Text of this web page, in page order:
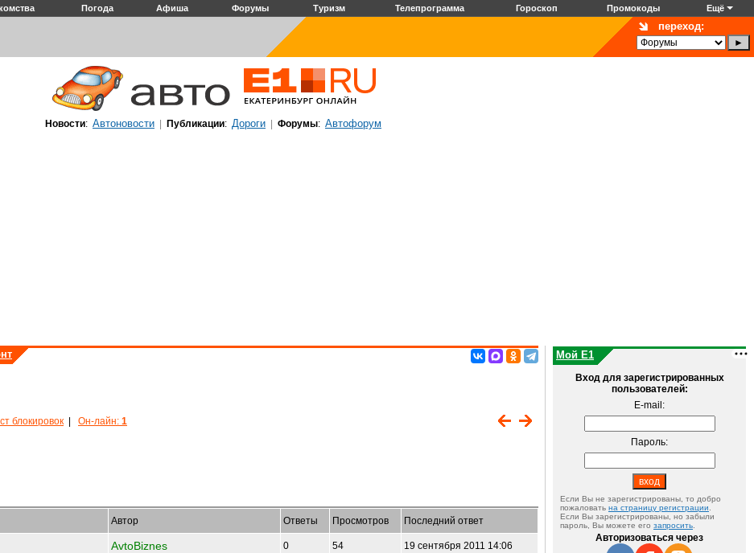
Погода Афиша Форумы Туризм Телепрограмма Гороскоп Промокоды Ещё
переход:
Новости: Автоновости Публикации: Дороги Форумы: Автофорум
блокировок Он-лайн: 1
Автор Ответы Просмотров Последний ответ
AvtoBiznes 0 54 19 сентября 2011 14:06
Мой E1
Вход для зарегистрированных
пользователей:
E-mail:
Пароль:
Если Вы не зарегистрированы, то добро
пожаловать на страницу регистрации
Если Вы зарегистрированы, но забыли
пароль, Вы можете его запросить
Авторизоваться через